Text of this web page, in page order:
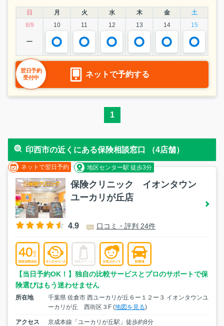
日 月 火 水 木 金
土
8/9
10 11 12 13 14 15
ー
ネットで予約する
翌日予約
受付中
1
印西市の近くにある保険相談窓口 （4店舗）
ネットで翌日予約 地区センター駅 徒歩3分
保険クリニック イオンタウン
ユーカリが丘店
4.9 口コミ・評判 24件
【当日予約OK！】独自の比較サービスとプロのサポートで保
険選びはもう迷わせません
所在地
千葉県 佐倉市 西ユーカリが丘６ー１２ー３ イオンタウンユ
ーカリが丘 西街区３F (地図を見る)
アクセス 京成本線「ユーカリが丘駅」徒歩約8分